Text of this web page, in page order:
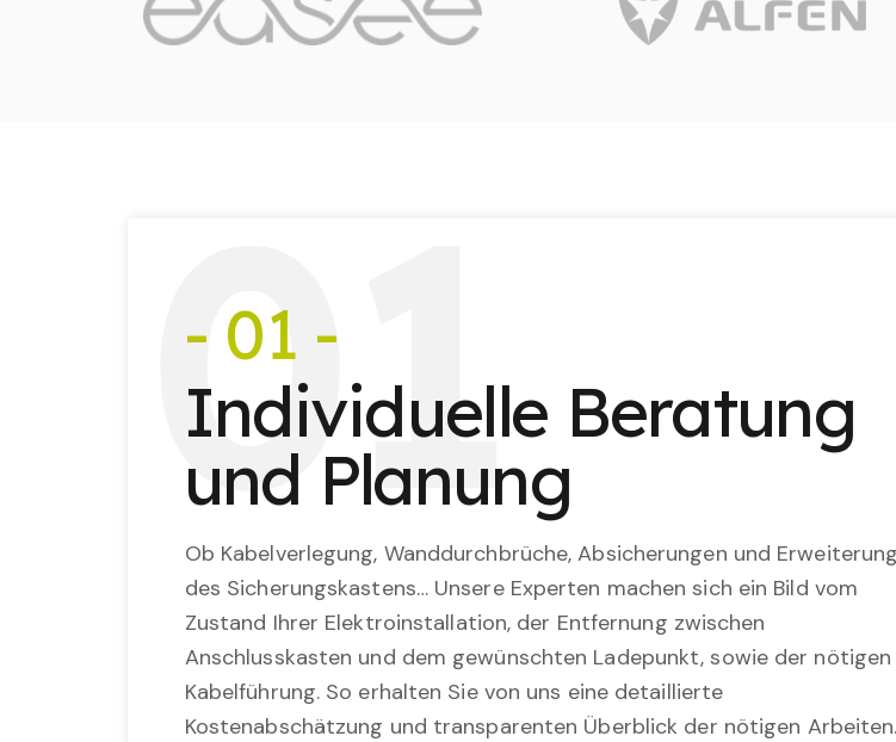
01
- 01 -
Individuelle Beratung
und Planung
Ob Kabelverlegung, Wanddurchbrüche, Absicherungen und Erweiterung
des Sicherungskastens… Unsere Experten machen sich ein Bild vom
Zustand Ihrer Elektroinstallation, der Entfernung zwischen
Anschlusskasten und dem gewünschten Ladepunkt, sowie der nötigen
Kabelführung. So erhalten Sie von uns eine detaillierte
Kostenabschätzung und transparenten Überblick der nötigen Arbeiten.